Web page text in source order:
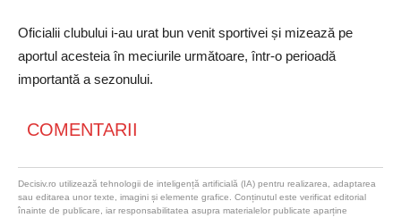
Oficialii clubului i-au urat bun venit sportivei și mizează pe
aportul acesteia în meciurile următoare, într-o perioadă
importantă a sezonului.
COMENTARII
Decisiv.ro utilizează tehnologii de inteligență artificială (IA) pentru realizarea, adaptarea
sau editarea unor texte, imagini și elemente grafice. Conținutul este verificat editorial
înainte de publicare, iar responsabilitatea asupra materialelor publicate aparține